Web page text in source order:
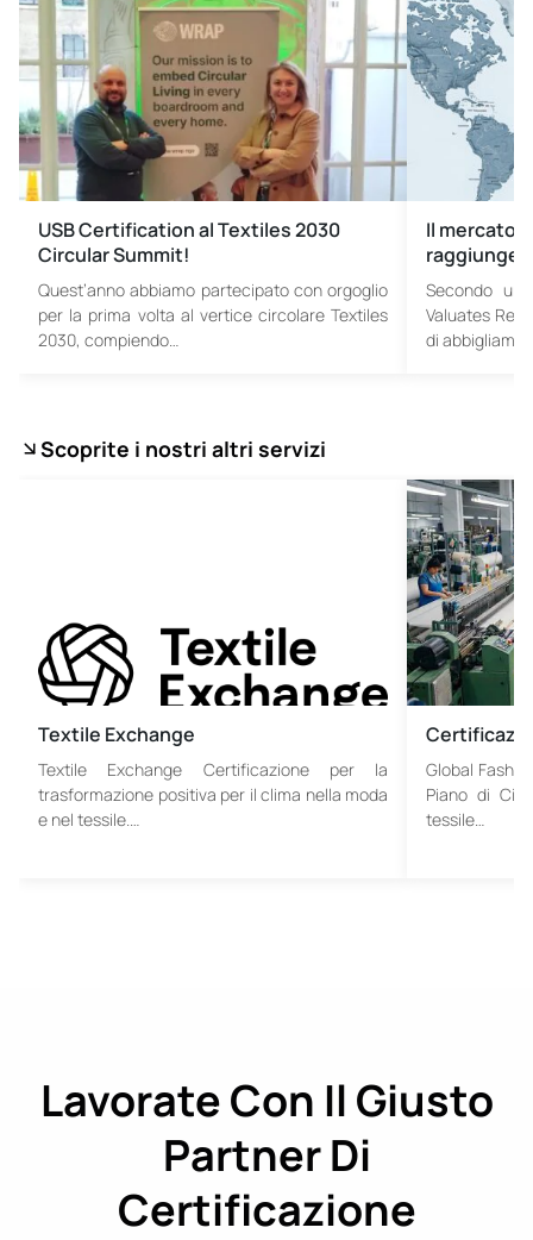
USB Certification al Textiles 2030
Circular Summit!
Quest’anno abbiamo partecipato con orgoglio
per la prima volta al vertice circolare Textiles
2030, compiendo…
Il mercato
Secondo un
Valuates
di
Scoprite i nostri altri servizi
Textile Exchange
Textile Exchange Certificazione per la
trasformazione positiva per il clima nella moda
e nel tessile.…
Global
Piano di
tessile…
Lavorate Con Il Giusto
Partner Di
Certificazione